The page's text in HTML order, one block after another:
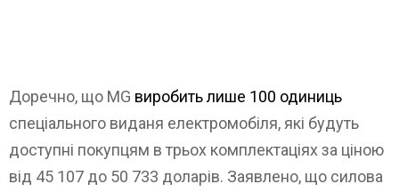
Доречно, що MG виробить лише 100 одиниць
спеціального виданя електромобіля, які будуть
доступні покупцям в трьох комплектаціях за ціною
від 45 107 до 50 733 доларів. Заявлено, що силова